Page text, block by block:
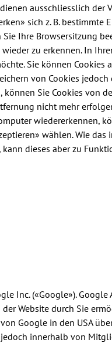
ausschliesslich
sich z. B.
Ihre Browsersitzung
zu erkennen. In
Sie können
von Cookies
Sie Cookies von
nicht mehr
wiedererkennen,
wählen. Wie
dieses aber zu
Inc. («Google»).
Website durch Sie
Google in den USA
innerhalb von